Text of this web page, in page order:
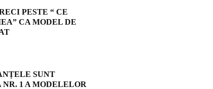
PESTE “ CE
CA MODEL DE
SUNT
NR. 1 A MODELELOR